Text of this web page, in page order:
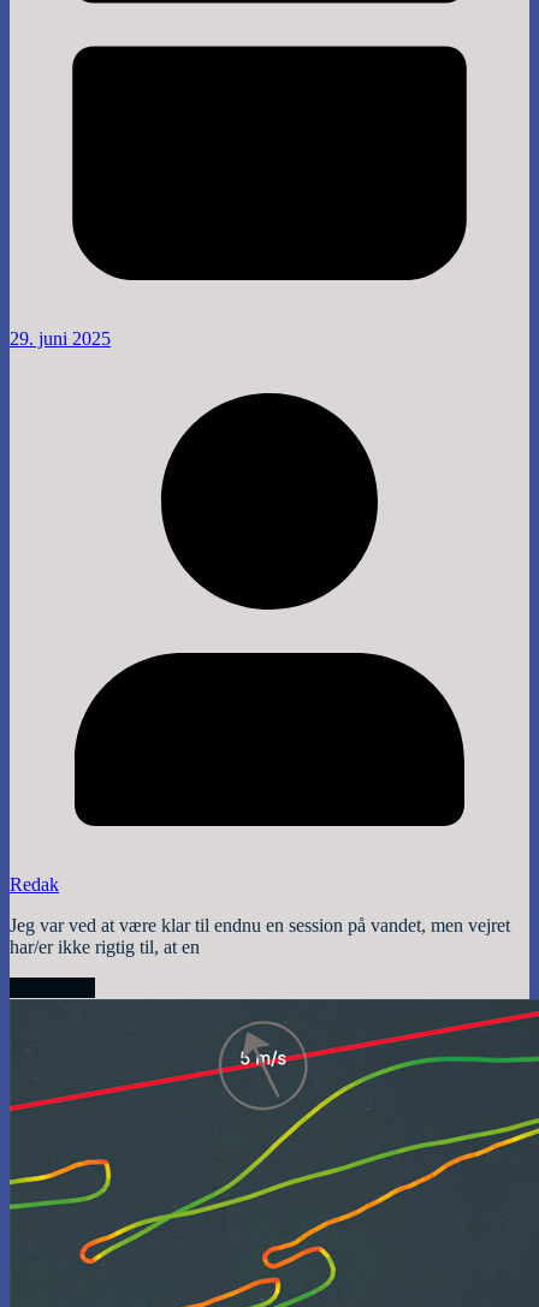
29. juni 2025
Redak
Jeg var ved at være klar til endnu en session på vandet, men vejret
har/er ikke rigtig til, at en